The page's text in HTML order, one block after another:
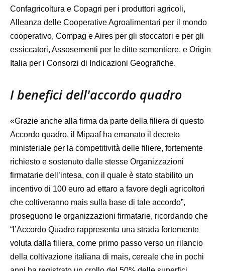
Confagricoltura e Copagri per i produttori agricoli,
Alleanza delle Cooperative Agroalimentari per il mondo
cooperativo, Compag e Aires per gli stoccatori e per gli
essiccatori, Assosementi per le ditte sementiere, e Origin
Italia per i Consorzi di Indicazioni Geografiche.
I benefici dell'accordo quadro
«Grazie anche alla firma da parte della filiera di questo
Accordo quadro, il Mipaaf ha emanato il decreto
ministeriale per la competitività delle filiere, fortemente
richiesto e sostenuto dalle stesse Organizzazioni
firmatarie dell’intesa, con il quale è stato stabilito un
incentivo di 100 euro ad ettaro a favore degli agricoltori
che coltiveranno mais sulla base di tale accordo”,
proseguono le organizzazioni firmatarie, ricordando che
“l’Accordo Quadro rappresenta una strada fortemente
voluta dalla filiera, come primo passo verso un rilancio
della coltivazione italiana di mais, cereale che in pochi